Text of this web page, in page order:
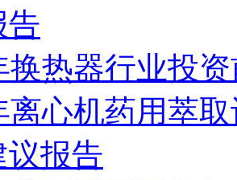
告
换热器行业投
离心机药用萃
议报告